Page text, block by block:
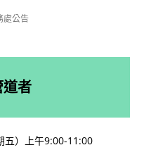
處公告
者
五）上午9:00-11:00